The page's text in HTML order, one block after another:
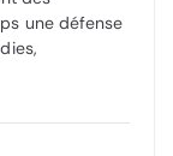
une défense